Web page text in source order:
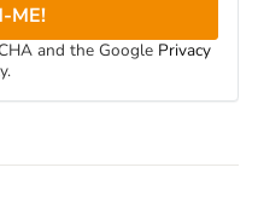
ME!
and the Google Privacy